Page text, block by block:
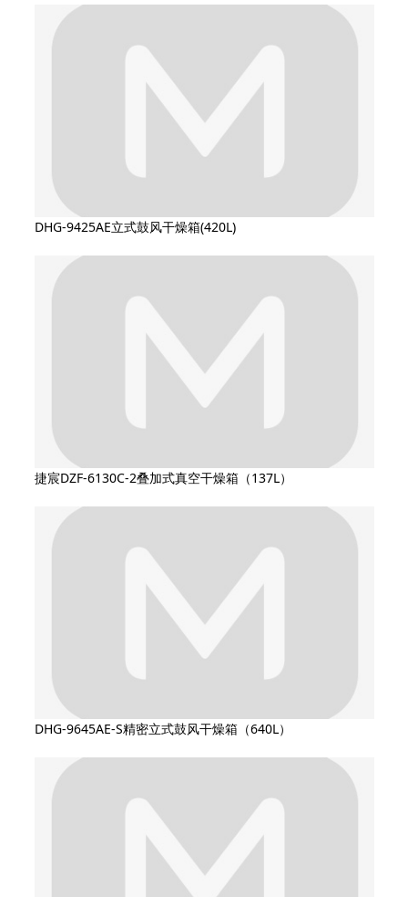
DHG-9425AE立式鼓风干燥箱(420L)
捷宸DZF-6130C-2叠加式真空干燥箱（137L）
DHG-9645AE-S精密立式鼓风干燥箱（640L）